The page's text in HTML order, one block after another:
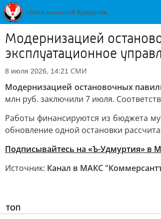
Модернизацией
эксплуатационное
8 июля 2026, 14:21 СМИ
Модернизацией остановочных
млн руб. заключили 7 июля.
Работы финансируются из бюджета
обновление одной остановки
Подписывайтесь на «Ъ-Удмуртия» в
Источник: Канал в МАКС
ТОП